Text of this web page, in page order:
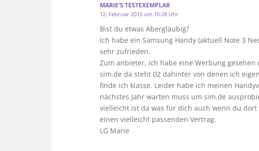
MARIE'S TESTEXEMPLAR
12. Februar 2015 um 10:28 Uhr
Bist du etwas Abergläubig?
Ich habe ein Samsung Handy (aktuell Note 3
sehr zufrieden.
Zum anbieter, ich habe eine Werbung
sim.de da steht 02 dahinter von denen ich
finde ich klasse. Leider habe ich meinen
nächstes Jahr warten muss um sim.de
vielleicht ist da was für dich auch wenn du
einen vielleicht passenden Vertrag.
LG Marie